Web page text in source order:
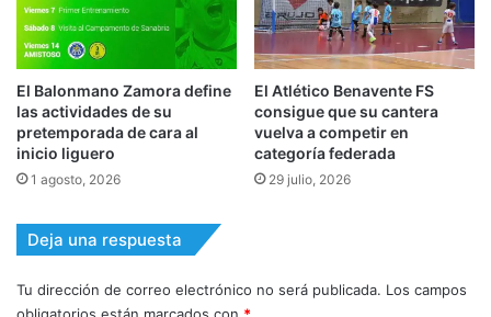
El Balonmano Zamora define
las actividades de su
pretemporada de cara al
inicio liguero
1 agosto, 2026
El Atlético Benavente FS
consigue que su cantera
vuelva a competir en
categoría federada
29 julio, 2026
Deja una respuesta
Tu dirección de correo electrónico no será publicada. Los campos